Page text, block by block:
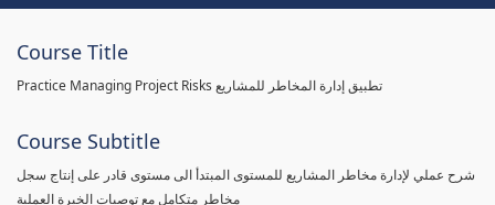
Course Title
Practice Managing Project Risks تطبيق إدارة المخاطر للمشاريع
Course Subtitle
شرح عملي لإدارة مخاطر المشاريع للمستوى المبتدأ الى مستوى قادر على إنتاج سجل
مخاطر متكامل مع توصيات الخبرة العملية